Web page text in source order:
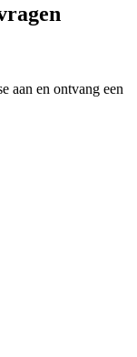
aan en ontvang een